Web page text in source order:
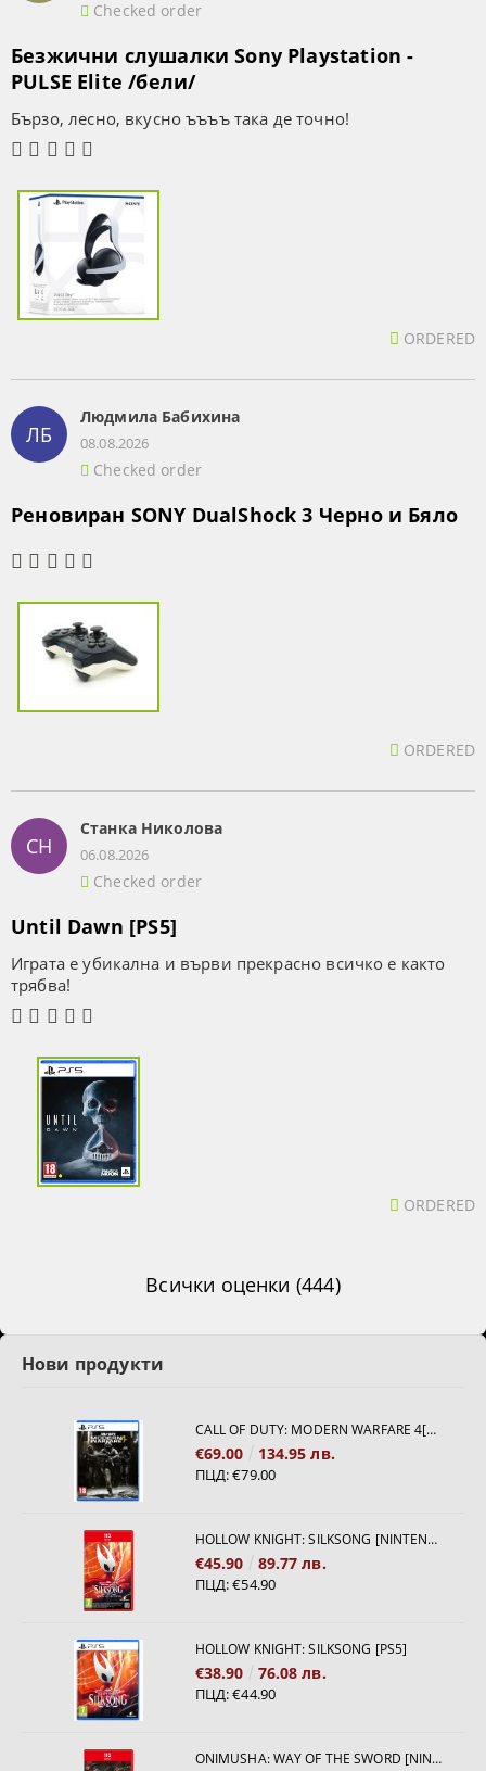
Checked order
Безжични слушалки Sony Playstation -
PULSE Elite /бели/
Бързо, лесно, вкусно ъъъъ така де точно!
ORDERED
ЛБ
Людмила Бабихина
08.08.2026
Checked order
Реновиран SONY DualShock 3 Черно и Бяло
ORDERED
СН
Станка Николова
06.08.2026
Checked order
Until Dawn [PS5]
Играта е убикална и върви прекрасно всичко е както
трябва!
ORDERED
Всички оценки (444)
Нови продукти
CALL OF DUTY: MODERN WARFARE 4[PS5]
€69.00 134.95 лв.
ПЦД:€79.00
HOLLOW KNIGHT: SILKSONG [NINTENDO SWITCH 2]
€45.90 89.77 лв.
ПЦД:€54.90
HOLLOW KNIGHT: SILKSONG [PS5]
€38.90 76.08 лв.
ПЦД:€44.90
ONIMUSHA: WAY OF THE SWORD [NINTENDO SWITCH 2]